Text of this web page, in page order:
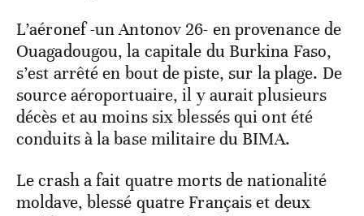
L’aéronef -un Antonov 26- en provenance de
Ouagadougou, la capitale du Burkina Faso,
s’est arrêté en bout de piste, sur la plage. De
source aéroportuaire, il y aurait plusieurs
décès et au moins six blessés qui ont été
conduits à la base militaire du BIMA.
Le crash a fait quatre morts de nationalité
moldave, blessé quatre Français et deux